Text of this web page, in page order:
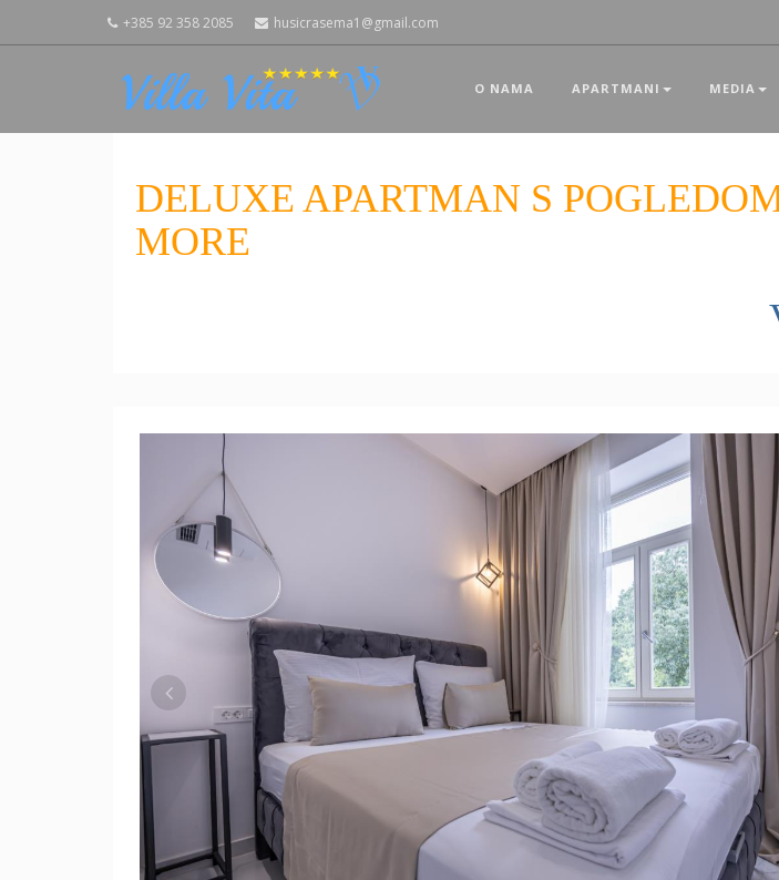
+385 92 358 2085 husicrasema1@gmail.com
O NAMA APARTMANI MEDIA
DELUXE APARTMAN S
MORE